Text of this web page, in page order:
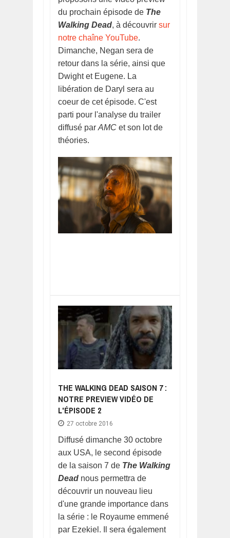
du prochain épisode de The
Walking Dead, à découvrir sur
notre chaîne YouTube.
Dimanche, Negan sera de
retour dans la série, ainsi que
Dwight et Eugene. La
libération de Daryl sera au
coeur de cet épisode. C'est
parti pour l'analyse du trailer
diffusé par AMC et son lot de
théories.
THE WALKING DEAD SAISON 7 :
NOTRE PREVIEW VIDÉO DE
L'ÉPISODE 2
27 octobre 2016
Diffusé dimanche 30 octobre
aux USA, le second épisode
de la saison 7 de The Walking
Dead nous permettra de
découvrir un nouveau lieu
d'une grande importance dans
la série : le Royaume emmené
par Ezekiel. Il sera également